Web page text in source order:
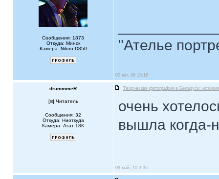
Сообщения: 1873
Откуда: Минск
Камера: Nikon D850
"Ателье
02 авг, 06 15:18
drummmeR Творческая фотография в Беларуси:
[ ] Читатель
Сообщения: 32
Откуда: Ниоткуда
Камера: Агат 18К
очень
вышла когда-
09 май, 10 3:35